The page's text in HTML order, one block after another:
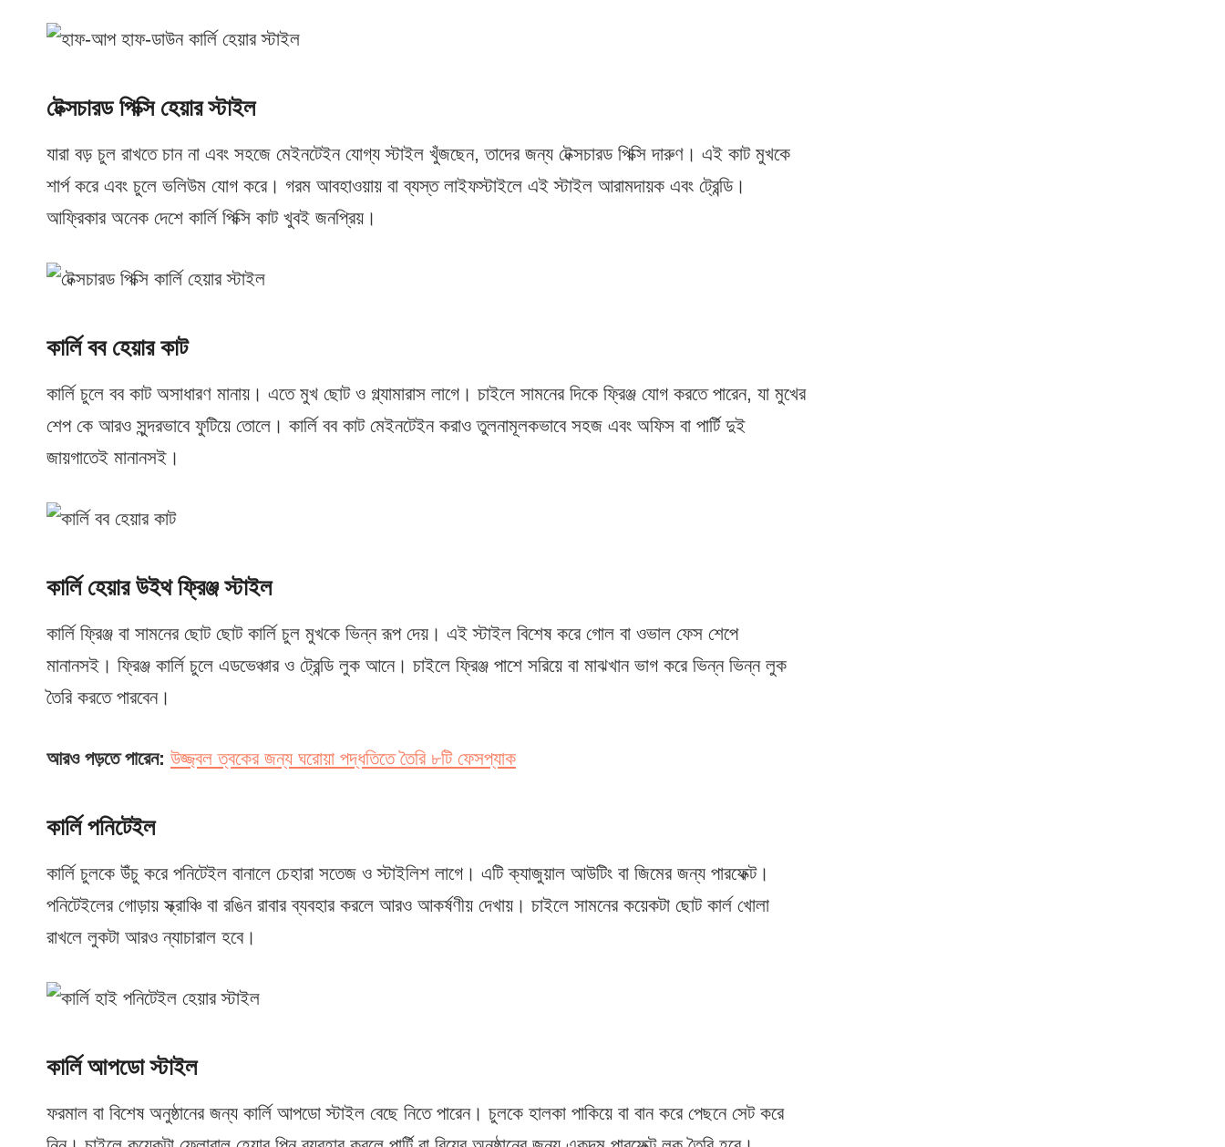
টেক্সচারড পিক্সি হেয়ার স্টাইল
যারা বড় চুল রাখতে চান না এবং সহজে মেইনটেইন যোগ্য স্টাইল খুঁজছেন, তাদের জন্য টেক্সচারড পিক্সি দারুণ। এই কাট মুখকে
শার্প করে এবং চুলে ভলিউম যোগ করে। গরম আবহাওয়ায় বা ব্যস্ত লাইফস্টাইলে এই স্টাইল আরামদায়ক এবং ট্রেন্ডি।
আফ্রিকার অনেক দেশে কার্লি পিক্সি কাট খুবই জনপ্রিয়।
কার্লি বব হেয়ার কাট
কার্লি চুলে বব কাট অসাধারণ মানায়। এতে মুখ ছোট ও গ্ল্যামারাস লাগে। চাইলে সামনের দিকে ফ্রিঞ্জ যোগ করতে পারেন, যা মুখের
শেপ কে আরও সুন্দরভাবে ফুটিয়ে তোলে। কার্লি বব কাট মেইনটেইন করাও তুলনামূলকভাবে সহজ এবং অফিস বা পার্টি দুই
জায়গাতেই মানানসই।
কার্লি হেয়ার উইথ ফ্রিঞ্জ স্টাইল
কার্লি ফ্রিঞ্জ বা সামনের ছোট ছোট কার্লি চুল মুখকে ভিন্ন রূপ দেয়। এই স্টাইল বিশেষ করে গোল বা ওভাল ফেস শেপে
মানানসই। ফ্রিঞ্জ কার্লি চুলে এডভেঞ্চার ও ট্রেন্ডি লুক আনে। চাইলে ফ্রিঞ্জ পাশে সরিয়ে বা মাঝখান ভাগ করে ভিন্ন ভিন্ন লুক
তৈরি করতে পারবেন।
আরও পড়তে পারেন: উজ্জ্বল ত্বকের জন্য ঘরোয়া পদ্ধতিতে তৈরি ৮টি ফেসপ্যাক
কার্লি পনিটেইল
কার্লি চুলকে উঁচু করে পনিটেইল বানালে চেহারা সতেজ ও স্টাইলিশ লাগে। এটি ক্যাজুয়াল আউটিং বা জিমের জন্য পারফেক্ট।
পনিটেইলের গোড়ায় স্ক্রাঞ্চি বা রঙিন রাবার ব্যবহার করলে আরও আকর্ষণীয় দেখায়। চাইলে সামনের কয়েকটা ছোট কার্ল খোলা
রাখলে লুকটা আরও ন্যাচারাল হবে।
কার্লি আপডো স্টাইল
ফরমাল বা বিশেষ অনুষ্ঠানের জন্য কার্লি আপডো স্টাইল বেছে নিতে পারেন। চুলকে হালকা পাকিয়ে বা বান করে পেছনে সেট করে